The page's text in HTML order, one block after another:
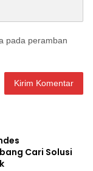
pada peramban
Cari Solusi